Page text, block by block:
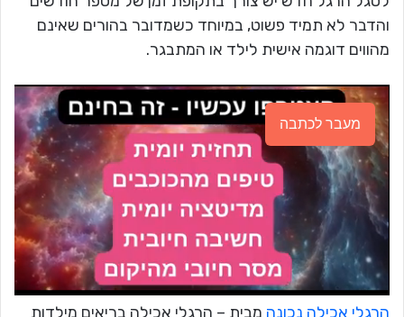
והדבר לא תמיד פשוט, במיוחד כשמדובר בהורים שאינם
מהווים דוגמה אישית לילד או המתבגר.
מעבר לכתבה
הרגלי אכילה נכונה מבית – הרגלי אכילה בריאים מילדות